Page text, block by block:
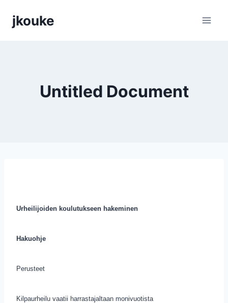
sisältöön
jkouke
Untitled Document
Urheilijoiden koulutukseen hakeminen
Hakuohje
Perusteet
Kilpaurheilu vaatii harrastajaltaan monivuotista